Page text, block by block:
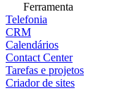
Ferramenta
Telefonia
CRM
Calendários
Contact Center
Tarefas e projetos
Criador de sites